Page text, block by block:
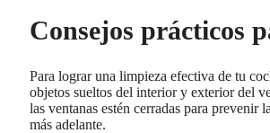
Consejos prácticos
Para lograr una limpieza efectiva de tu
objetos sueltos del interior y exterior del
las ventanas estén cerradas para
más adelante.